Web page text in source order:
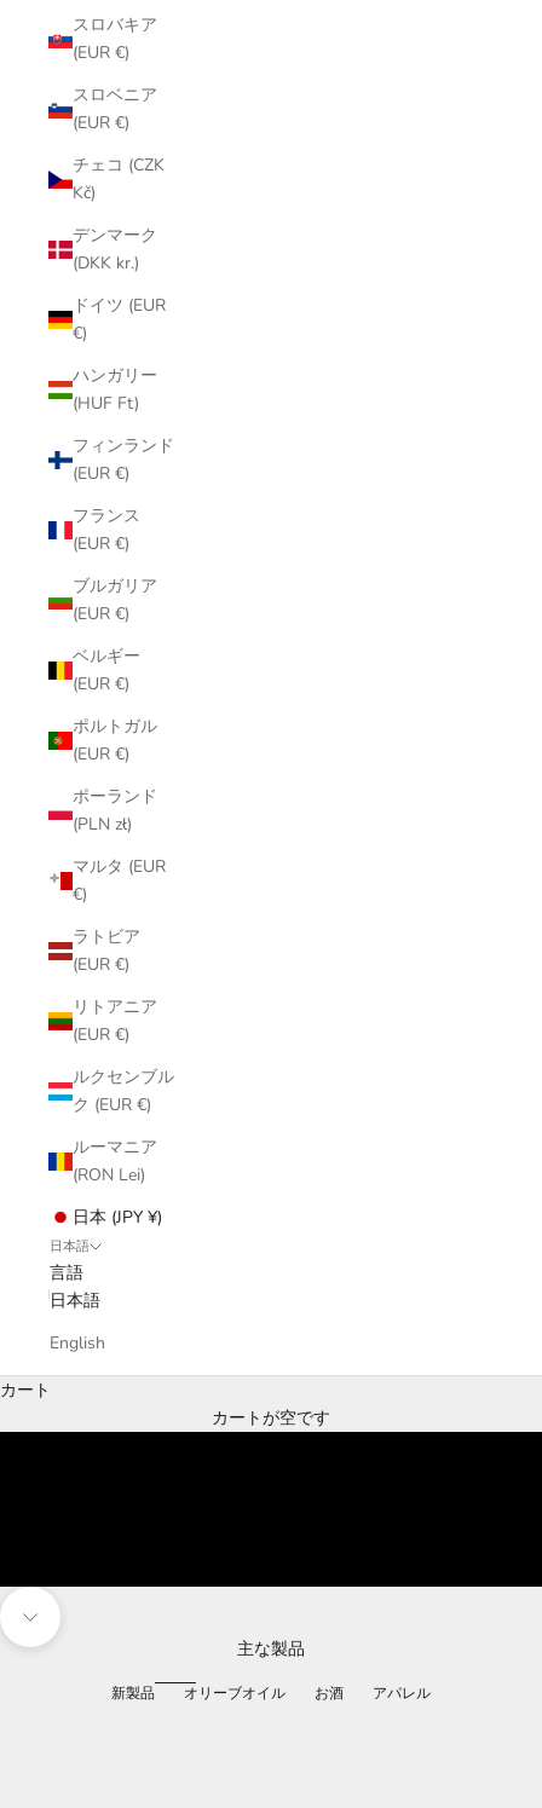
スロバキア
(EUR €)
スロベニア
(EUR €)
チェコ (CZK
Kč)
デンマーク
(DKK kr.)
ドイツ (EUR
€)
ハンガリー
(HUF Ft)
フィンランド
(EUR €)
フランス
(EUR €)
ブルガリア
(EUR €)
ベルギー
(EUR €)
ポルトガル
(EUR €)
ポーランド
(PLN zł)
マルタ (EUR
€)
ラトビア
(EUR €)
リトアニア
(EUR €)
ルクセンブル
ク (EUR €)
ルーマニア
(RON Lei)
日本 (JPY ¥)
日本語
言語
日本語
English
カート
カートが空です
オリーブオイル
次のセクションに移動
主な製品
新製品 オリーブオイル お酒 アパレル